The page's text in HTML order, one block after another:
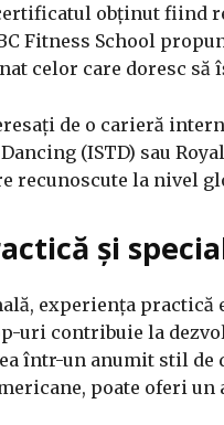
obținut fiind
Fitness School
celor care doresc
de o carieră
(ISTD) sau
recunoscute la nivel
și
experiența
uri contribuie la
într-un anumit stil
poate oferi un